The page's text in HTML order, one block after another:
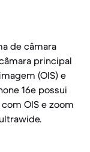
de câmara
principal
(OIS) e
16e possui
OIS e zoom